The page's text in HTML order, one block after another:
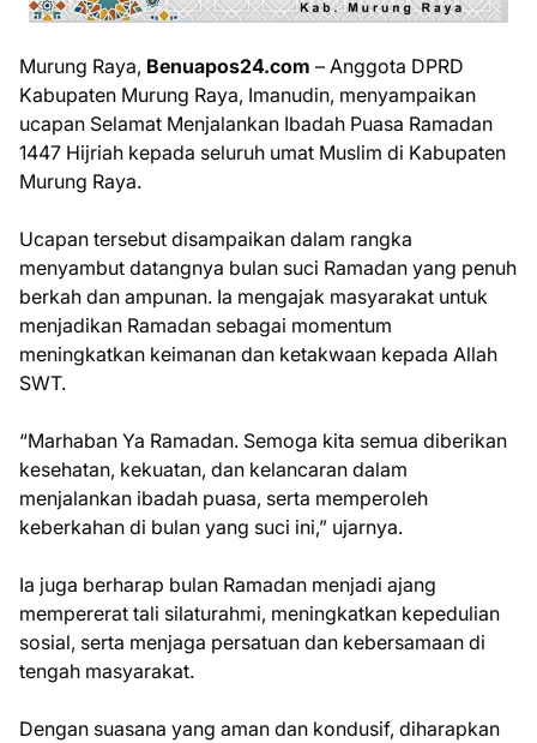
Murung Raya, Benuapos24.com – Anggota DPRD
Kabupaten Murung Raya, Imanudin, menyampaikan
ucapan Selamat Menjalankan Ibadah Puasa Ramadan
1447 Hijriah kepada seluruh umat Muslim di Kabupaten
Murung Raya.
Ucapan tersebut disampaikan dalam rangka
menyambut datangnya bulan suci Ramadan yang penuh
berkah dan ampunan. Ia mengajak masyarakat untuk
menjadikan Ramadan sebagai momentum
meningkatkan keimanan dan ketakwaan kepada Allah
SWT.
“Marhaban Ya Ramadan. Semoga kita semua diberikan
kesehatan, kekuatan, dan kelancaran dalam
menjalankan ibadah puasa, serta memperoleh
keberkahan di bulan yang suci ini,” ujarnya.
Ia juga berharap bulan Ramadan menjadi ajang
mempererat tali silaturahmi, meningkatkan kepedulian
sosial, serta menjaga persatuan dan kebersamaan di
tengah masyarakat.
Dengan suasana yang aman dan kondusif, diharapkan